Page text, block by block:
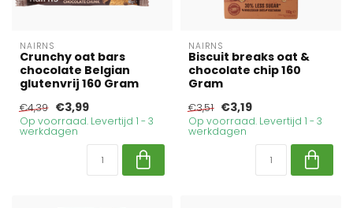
NAIRNS
Crunchy oat bars
chocolate Belgian
glutenvrij 160 Gram
€4,39 €3,99
Op voorraad. Levertijd 1 - 3
werkdagen
NAIRNS
Biscuit breaks oat &
chocolate chip 160
Gram
€3,51 €3,19
Op voorraad. Levertijd 1 - 3
werkdagen